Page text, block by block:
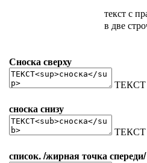
текст с
в две
Сноска сверху
ТЕКСТ
сноска снизу
ТЕКСТ
список. /жирная точка спереди/